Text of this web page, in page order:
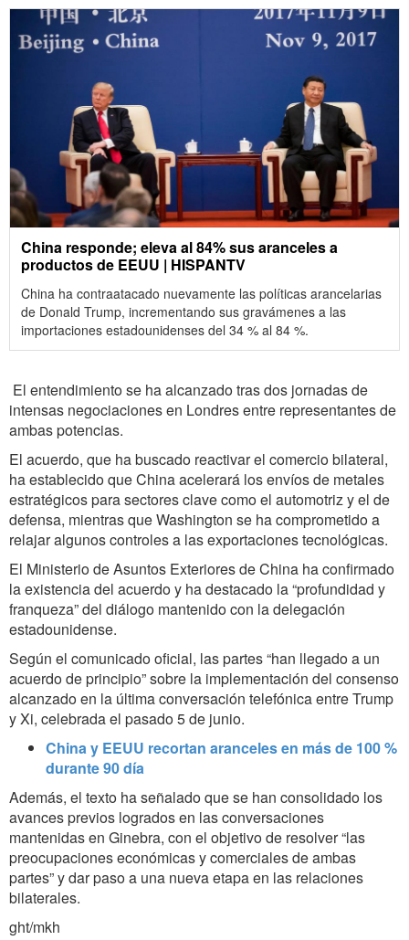
China responde; eleva al 84% sus aranceles a
productos de EEUU | HISPANTV
China ha contraatacado nuevamente las políticas arancelarias
de Donald Trump, incrementando sus gravámenes a las
importaciones estadounidenses del 34 % al 84 %.
El entendimiento se ha alcanzado tras dos jornadas de
intensas negociaciones en Londres entre representantes de
ambas potencias.
El acuerdo, que ha buscado reactivar el comercio bilateral,
ha establecido que China acelerará los envíos de metales
estratégicos para sectores clave como el automotriz y el de
defensa, mientras que Washington se ha comprometido a
relajar algunos controles a las exportaciones tecnológicas.
El Ministerio de Asuntos Exteriores de China ha confirmado
la existencia del acuerdo y ha destacado la “profundidad y
franqueza” del diálogo mantenido con la delegación
estadounidense.
Según el comunicado oficial, las partes “han llegado a un
acuerdo de principio” sobre la implementación del consenso
alcanzado en la última conversación telefónica entre Trump
y Xi, celebrada el pasado 5 de junio.
China y EEUU recortan aranceles en más de 100 %
durante 90 día
Además, el texto ha señalado que se han consolidado los
avances previos logrados en las conversaciones
mantenidas en Ginebra, con el objetivo de resolver “las
preocupaciones económicas y comerciales de ambas
partes” y dar paso a una nueva etapa en las relaciones
bilaterales.
ght/mkh